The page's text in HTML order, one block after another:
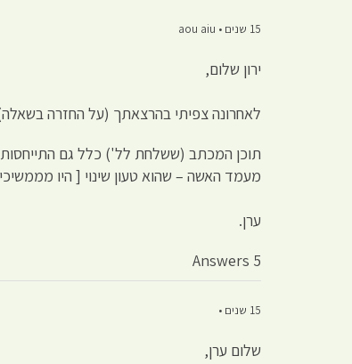
15 שנים • aou aiu
ירון שלום,
לאחרונה צפיתי בהרצאתך (על החזרה
תוכן המכתב (ששלחת לל') כלל גם התייחסות
מעמד האשה – שהוא טעון שינוי [ היו
ערן.
5 Answers
15 שנים •
שלום ערן,